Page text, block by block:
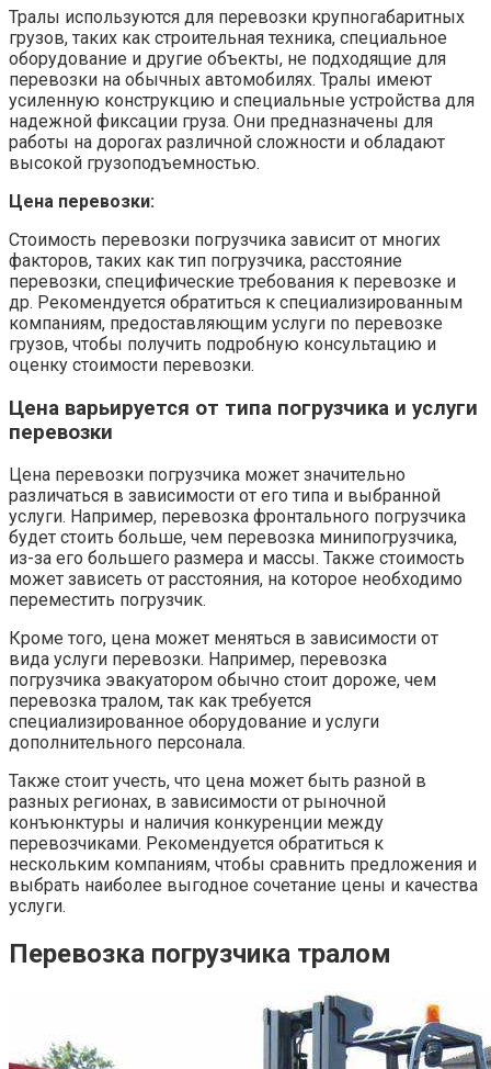
Тралы используются для перевозки крупногабаритных
грузов, таких как строительная техника, специальное
оборудование и другие объекты, не подходящие для
перевозки на обычных автомобилях. Тралы имеют
усиленную конструкцию и специальные устройства для
надежной фиксации груза. Они предназначены для
работы на дорогах различной сложности и обладают
высокой грузоподъемностью.
Цена перевозки:
Стоимость перевозки погрузчика зависит от многих
факторов, таких как тип погрузчика, расстояние
перевозки, специфические требования к перевозке и
др. Рекомендуется обратиться к специализированным
компаниям, предоставляющим услуги по перевозке
грузов, чтобы получить подробную консультацию и
оценку стоимости перевозки.
Цена варьируется от типа погрузчика и услуги
перевозки
Цена перевозки погрузчика может значительно
различаться в зависимости от его типа и выбранной
услуги. Например, перевозка фронтального погрузчика
будет стоить больше, чем перевозка минипогрузчика,
из-за его большего размера и массы. Также стоимость
может зависеть от расстояния, на которое необходимо
переместить погрузчик.
Кроме того, цена может меняться в зависимости от
вида услуги перевозки. Например, перевозка
погрузчика эвакуатором обычно стоит дороже, чем
перевозка тралом, так как требуется
специализированное оборудование и услуги
дополнительного персонала.
Также стоит учесть, что цена может быть разной в
разных регионах, в зависимости от рыночной
конъюнктуры и наличия конкуренции между
перевозчиками. Рекомендуется обратиться к
нескольким компаниям, чтобы сравнить предложения и
выбрать наиболее выгодное сочетание цены и качества
услуги.
Перевозка погрузчика тралом